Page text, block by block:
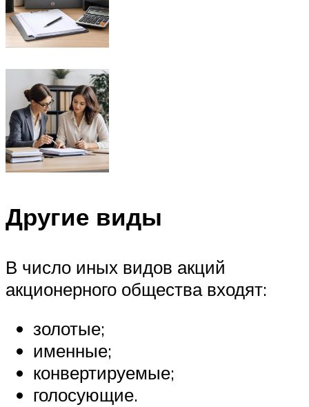
Другие виды
В число иных видов акций
акционерного общества входят:
золотые;
именные;
конвертируемые;
голосующие.